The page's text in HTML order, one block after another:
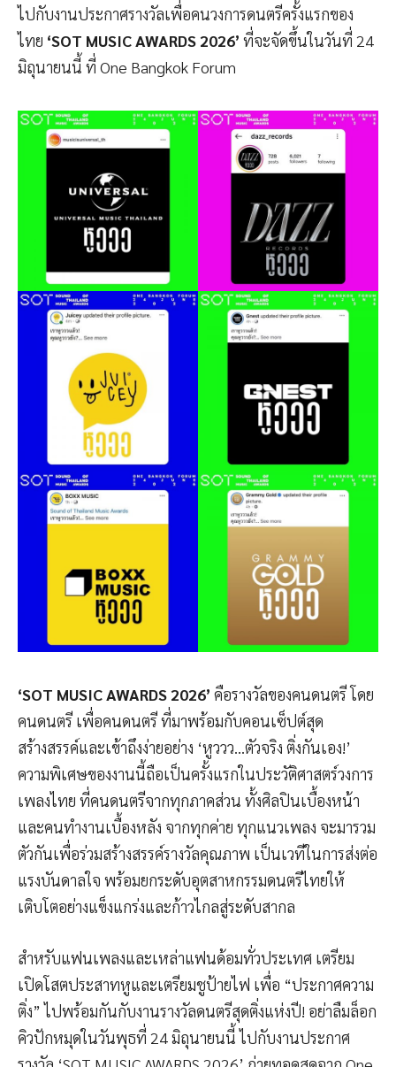
ไปกับงานประกาศรางวัลเพื่อคนวงการดนตรีครั้งแรกของ
ไทย ‘SOT MUSIC AWARDS 2026’ ที่จะจัดขึ้นในวันที่ 24
มิถุนายนนี้ ที่ One Bangkok Forum
‘SOT MUSIC AWARDS 2026’ คือรางวัลของคนดนตรี โดย
คนดนตรี เพื่อคนดนตรี ที่มาพร้อมกับคอนเซ็ปต์สุด
สร้างสรรค์และเข้าถึงง่ายอย่าง ‘หูววว…ตัวจริง ติ่งกันเอง!’
ความพิเศษของงานนี้ถือเป็นครั้งแรกในประวัติศาสตร์วงการ
เพลงไทย ที่คนดนตรีจากทุกภาคส่วน ทั้งศิลปินเบื้องหน้า
และคนทำงานเบื้องหลัง จากทุกค่าย ทุกแนวเพลง จะมารวม
ตัวกันเพื่อร่วมสร้างสรรค์รางวัลคุณภาพ เป็นเวทีในการส่งต่อ
แรงบันดาลใจ พร้อมยกระดับอุตสาหกรรมดนตรีไทยให้
เติบโตอย่างแข็งแกร่งและก้าวไกลสู่ระดับสากล
สำหรับแฟนเพลงและเหล่าแฟนด้อมทั่วประเทศ เตรียม
เปิดโสตประสาทหูและเตรียมชูป้ายไฟ เพื่อ “ประกาศความ
ติ่ง” ไปพร้อมกันกับงานรางวัลดนตรีสุดติ่งแห่งปี! อย่าลืมล็อก
คิวปักหมุดในวันพุธที่ 24 มิถุนายนนี้ ไปกับงานประกาศ